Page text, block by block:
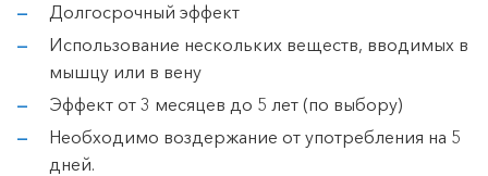
Долгосрочный эффект
Использование нескольких веществ, вводимых в
мышцу или в вену
Эффект от 3 месяцев до 5 лет (по выбору)
Необходимо воздержание от употребления на 5
дней.